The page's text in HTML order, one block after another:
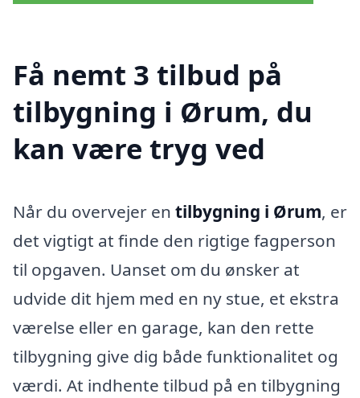
Få nemt 3 tilbud på
tilbygning i Ørum, du
kan være tryg ved
Når du overvejer en tilbygning i Ørum, er
det vigtigt at finde den rigtige fagperson
til opgaven. Uanset om du ønsker at
udvide dit hjem med en ny stue, et ekstra
værelse eller en garage, kan den rette
tilbygning give dig både funktionalitet og
værdi. At indhente tilbud på en tilbygning